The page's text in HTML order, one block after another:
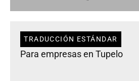
TRADUCCIÓN ESTÁNDAR
Para empresas en Tupelo